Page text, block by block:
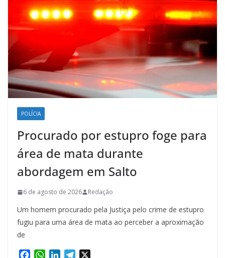
POLÍCIA
Procurado por estupro foge para
área de mata durante
abordagem em Salto
6 de agosto de 2026 Redação
Um homem procurado pela Justiça pelo crime de estupro
fugiu para uma área de mata ao perceber a aproximação
de
W